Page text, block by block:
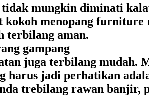
tidak mungkin diminati
kokoh menopang
terbilang aman.
gampang
juga terbilang mudah.
harus jadi perhatikan
trebilang rawan banjir,